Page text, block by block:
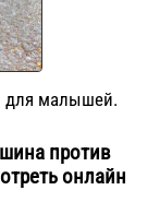
для малышей.
против
онлайн